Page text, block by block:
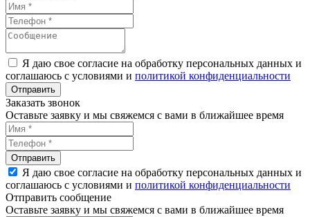
Я даю свое согласие на обработку персональных данных и
соглашаюсь с условиями и политикой конфиденциальности
Заказать звонок
Оставьте заявку и мы свяжемся с вами в ближайшее время
Я даю свое согласие на обработку персональных данных и
соглашаюсь с условиями и политикой конфиденциальности
Отправить сообщение
Оставьте заявку и мы свяжемся с вами в ближайшее время